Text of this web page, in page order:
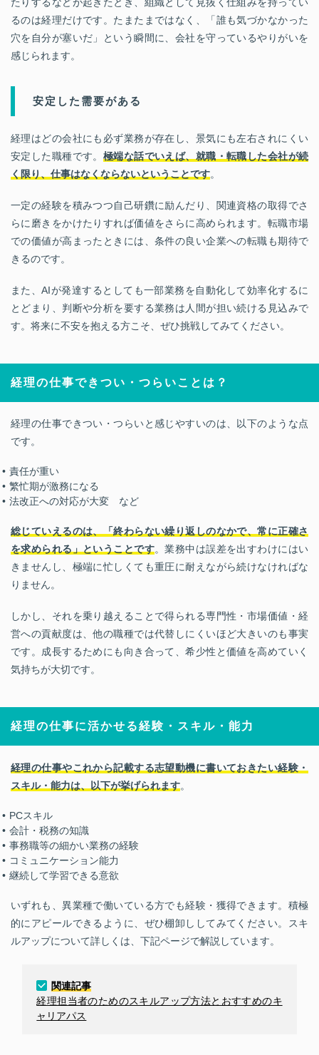
るのは経理だけです。たまたまではなく、「誰も気づかなかった
穴を自分が塞いだ」という瞬間に、会社を守っているやりがいを
感じられます。
安定した需要がある
経理はどの会社にも必ず業務が存在し、景気にも左右されにくい
安定した職種です。 極端な話でいえば、就職・転職した会社が続
く限り、仕事はなくならないということです。
一定の経験を積みつつ自己研鑽に励んだり、関連資格の取得でさ
らに磨きをかけたりすれば価値をさらに高められます。転職市場
での価値が高まったときには、条件の良い企業への転職も期待で
きるのです。
また、AIが発達するとしても一部業務を自動化して効率化するに
とどまり、判断や分析を要する業務は人間が担い続ける見込みで
す。将来に不安を抱える方こそ、ぜひ挑戦してみてください。
経理の仕事できつい・つらいことは？
経理の仕事できつい・つらいと感じやすいのは、以下のような点
です。
責任が重い
繁忙期が激務になる
法改正への対応が大変 など
総じていえるのは、「終わらない繰り返しのなかで、常に正確さ
を求められる」ということです。業務中は誤差を出すわけにはい
きませんし、極端に忙しくても重圧に耐えながら続けなければな
りません。
しかし、それを乗り越えることで得られる専門性・市場価値・経
営への貢献度は、他の職種では代替しにくいほど大きいのも事実
です。成長するためにも向き合って、希少性と価値を高めていく
気持ちが大切です。
経理の仕事に活かせる経験・スキル・能力
経理の仕事やこれから記載する志望動機に書いておきたい経験・
スキル・能力は、以下が挙げられます。
PCスキル
会計・税務の知識
事務職等の細かい業務の経験
コミュニケーション能力
継続して学習できる意欲
いずれも、異業種で働いている方でも経験・獲得できます。積極
的にアピールできるように、ぜひ棚卸ししてみてください。スキ
ルアップについて詳しくは、下記ページで解説しています。
関連記事
経理担当者のためのスキルアップ方法とおすすめのキ
ャリアパス